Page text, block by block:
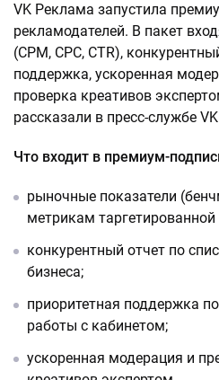
VK Реклама запустила
рекламодателей. В пакет
(CPM, CPC, CTR),
поддержка, ускоренная
проверка креативов
рассказали в пресс-службе
Что входит в премиум-
рыночные показатели
метрикам
конкурентный отчет по
бизнеса;
приоритетная поддержка
работы с кабинетом;
ускоренная модерация и